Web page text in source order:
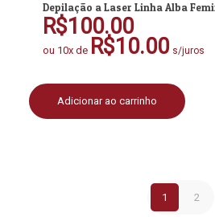
Depilação a Laser Linha Alba
R$100.00
ou 10x de R$10.00 s/juros
Adicionar ao carrinho
1 2